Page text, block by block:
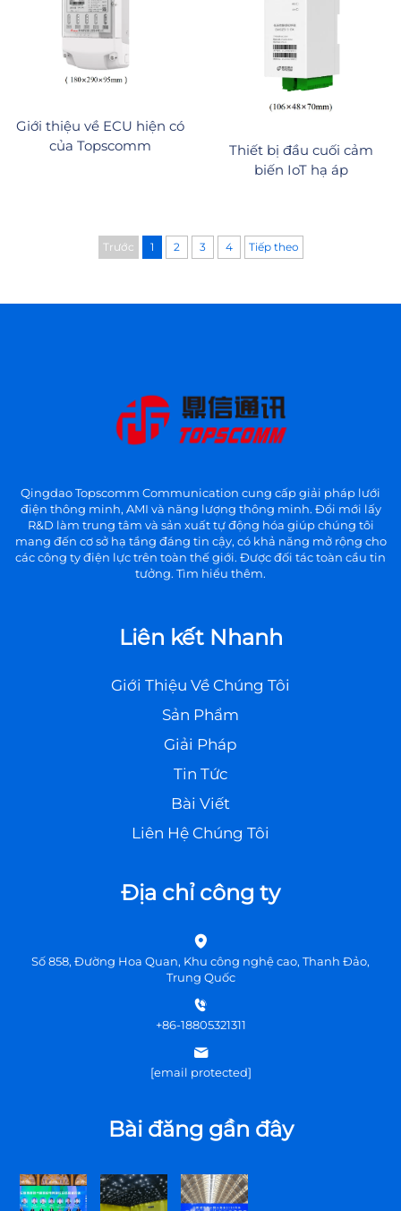
Giới thiệu về ECU hiện có
của Topscomm
Thiết bị đầu cuối cảm
biến IoT hạ áp
Trước 1 2 3 4 Tiếp theo
Qingdao Topscomm Communication cung cấp giải pháp lưới
điện thông minh, AMI và năng lượng thông minh. Đổi mới lấy
R&D làm trung tâm và sản xuất tự động hóa giúp chúng tôi
mang đến cơ sở hạ tầng đáng tin cậy, có khả năng mở rộng cho
các công ty điện lực trên toàn thế giới. Được đối tác toàn cầu tin
tưởng. Tìm hiểu thêm.
Liên kết Nhanh
Giới Thiệu Về Chúng Tôi
Sản Phẩm
Giải Pháp
Tin Tức
Bài Viết
Liên Hệ Chúng Tôi
Địa chỉ công ty
Số 858, Đường Hoa Quan, Khu công nghệ cao, Thanh Đảo,
Trung Quốc
+86-18805321311
[email protected]
Bài đăng gần đây